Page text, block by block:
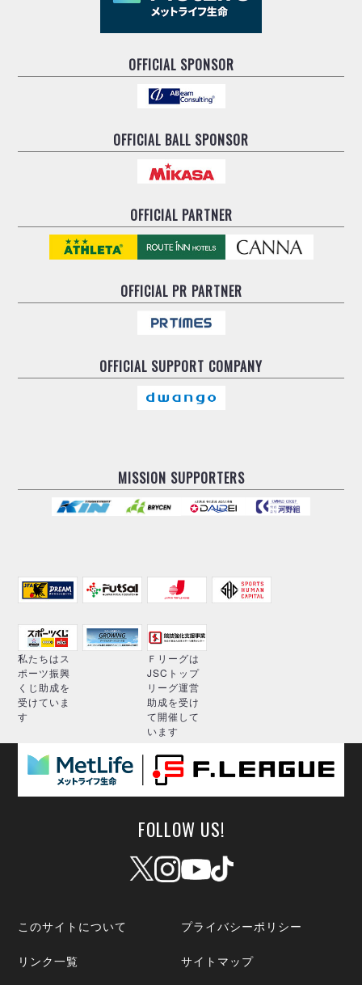
デウソン神戸
ポルセイド浜田
ミラクルスマイル新居浜
OFFICIAL SPONSOR
OFFICIAL BALL SPONSOR
OFFICIAL PARTNER
OFFICIALPR PARTNER
OFFICIAL SUPPORT COMPANY
MISSION SUPPORTERS
私たちはス
ポーツ振興
くじ助成を
受けていま
す
Ｆリーグは
JSCトップ
リーグ運営
助成を受け
て開催して
います
FOLLOW US!
このサイトについて プライバシーポリシー
リンク一覧 サイトマップ